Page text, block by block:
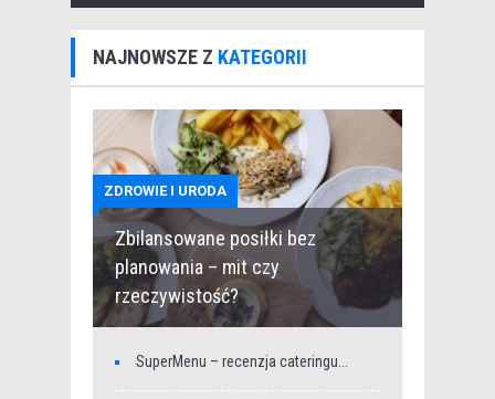
NAJNOWSZE Z KATEGORII
ZDROWIE I URODA
Zbilansowane posiłki bez
planowania – mit czy
rzeczywistość?
SuperMenu – recenzja cateringu...